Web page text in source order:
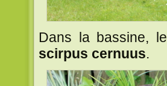
Dans la bassine, le
scirpus cernuus.